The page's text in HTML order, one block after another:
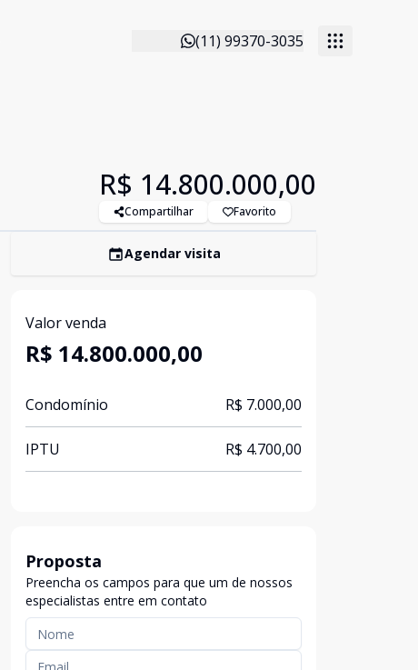
(11) 99370-3035
R$ 14.800.000,00
Compartilhar Favorito
Agendar visita
Valor venda
R$ 14.800.000,00
Condomínio R$ 7.000,00
IPTU R$ 4.700,00
Proposta
Preencha os campos para que um de nossos
especialistas entre em contato